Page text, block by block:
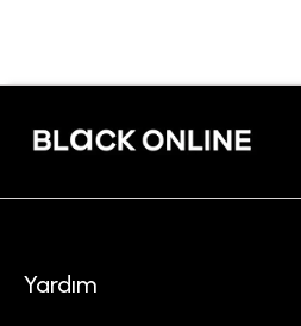
Yardım